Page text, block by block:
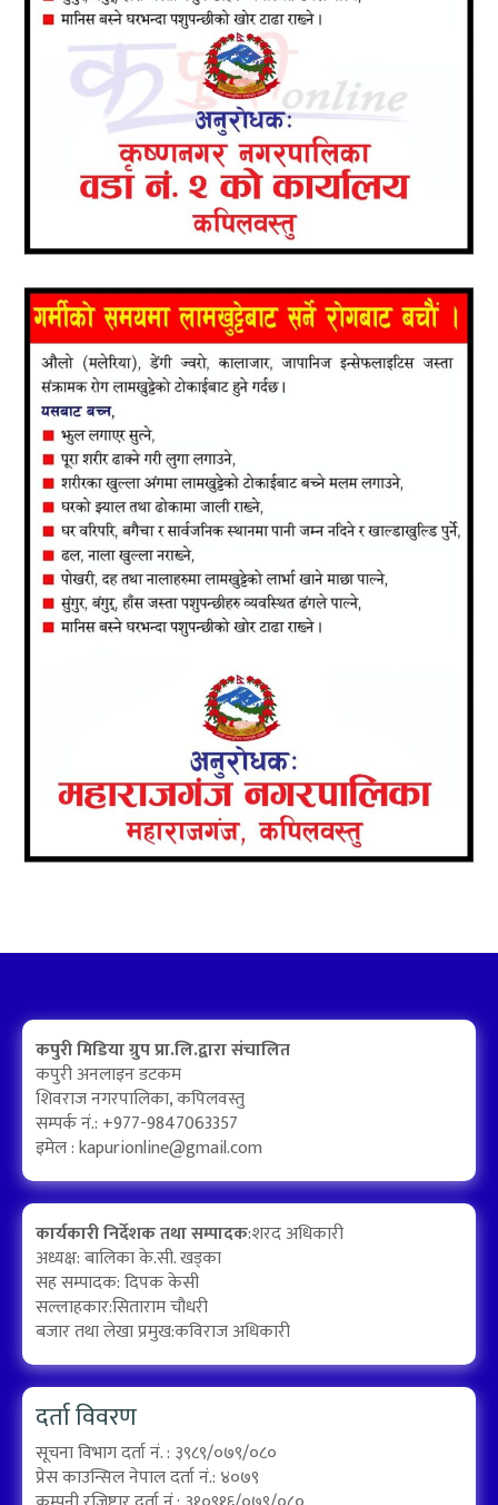
कपुरी मिडिया ग्रुप प्रा.लि.द्वारा संचालित
कपुरी अनलाइन डटकम
शिवराज नगरपालिका, कपिलवस्तु
सम्पर्क नं.: +977-9847063357
इमेल :kapurionline@gmail.com
कार्यकारी निर्देशक तथा सम्पादक:शरद अधिकारी
अध्यक्ष: बालिका के.सी. खड्का
सह सम्पादक: दिपक केसी
सल्लाहकार:सिताराम चौधरी
बजार तथा लेखा प्रमुख:कविराज अधिकारी
दर्ता विवरण
सूचना विभाग दर्ता नं. : ३९८९/०७९/०८०
प्रेस काउन्सिल नेपाल दर्ता नं.: ४०७९